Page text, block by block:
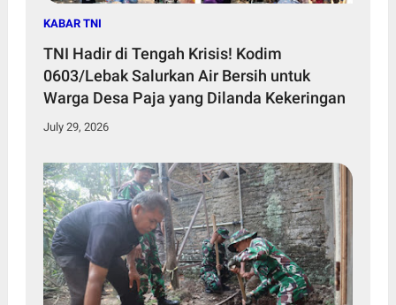
KABAR TNI
TNI Hadir di Tengah Krisis! Kodim
0603/Lebak Salurkan Air Bersih untuk
Warga Desa Paja yang Dilanda Kekeringan
July 29, 2026